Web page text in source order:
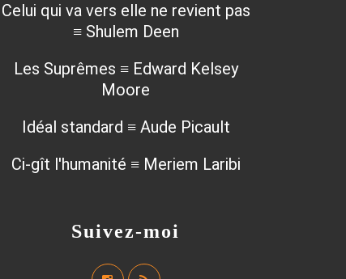
Suivez-moi
Celui qui va vers elle ne revient pas
≡ Shulem Deen
Les Suprêmes ≡ Edward Kelsey
Moore
Idéal standard ≡ Aude Picault
Ci-gît l'humanité ≡ Meriem Laribi